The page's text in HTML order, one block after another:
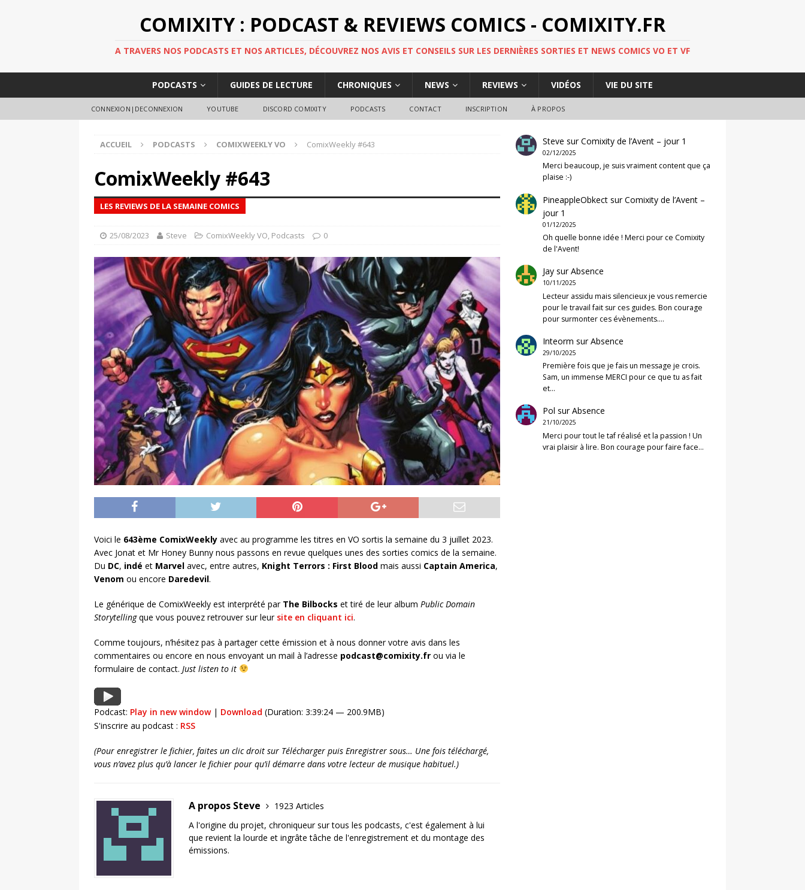
COMIXITY : PODCAST & REVIEWS COMICS - COMIXITY.FR
A TRAVERS NOS PODCASTS ET NOS ARTICLES, DÉCOUVREZ NOS AVIS ET CONSEILS SUR LES DERNIÈRES SORTIES ET NEWS COMICS VO ET VF
PODCASTS GUIDES DE LECTURE CHRONIQUES NEWS REVIEWS VIDÉOS VIE DU SITE
CONNEXION|DECONNEXION YOUTUBE DISCORD COMIXITY PODCASTS CONTACT INSCRIPTION À PROPOS
ACCUEIL PODCASTS COMIXWEEKLY VO ComixWeekly #643
ComixWeekly #643
LES REVIEWS DE LA SEMAINE COMICS
25/08/2023 Steve ComixWeekly VO, Podcasts 0
Voici le 643ème ComixWeekly avec au programme les titres en VO sortis la semaine du 3 juillet 2023.
Avec Jonat et Mr Honey Bunny nous passons en revue quelques unes des sorties comics de la semaine.
Du DC, indé et Marvel avec, entre autres, Knight Terrors : First Blood mais aussi Captain America,
Venom ou encore Daredevil.
Le générique de ComixWeekly est interprété par The Bilbocks et tiré de leur album Public Domain
Storytellingque vous pouvez retrouver sur leur site en cliquant ici.
Comme toujours, n’hésitez pas à partager cette émission et à nous donner votre avis dans les
commentaires ou encore en nous envoyant un mail à l’adresse podcast@comixity.fr ou via le
formulaire de contact. Just listen to it
Podcast: Play in new window| Download (Duration: 3:39:24 — 200.9MB)
S'inscrire au podcast : RSS
(Pour enregistrer le fichier, faites un clic droit sur Télécharger puis Enregistrer sous… Une fois téléchargé,
vous n’avez plus qu’à lancer le fichier pour qu’il démarre dans votre lecteur de musique habituel.)
A propos Steve
1923 Articles
A l'origine du projet, chroniqueur sur tous les podcasts, c'est également à lui
que revient la lourde et ingrâte tâche de l'enregistrement et du montage des
émissions.
Steve surComixity de l’Avent – jour 1
02/12/2025
Merci beaucoup, je suis vraiment content que ça
plaise :-)
PineappleObkect surComixity de l’Avent –
jour 1
01/12/2025
Oh quelle bonne idée ! Merci pour ce Comixity
de l'Avent!
Jay surAbsence
10/11/2025
Lecteur assidu mais silencieux je vous remercie
pour le travail fait sur ces guides. Bon courage
pour surmonter ces évènements.…
Inteorm surAbsence
29/10/2025
Première fois que je fais un message je crois.
Sam, un immense MERCI pour ce que tu as fait
et…
Pol surAbsence
21/10/2025
Merci pour tout le taf réalisé et la passion ! Un
vrai plaisir à lire. Bon courage pour faire face…